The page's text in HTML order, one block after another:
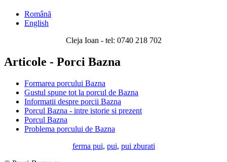
Română
English
Cleja Ioan - tel: 0740 218 702
Articole - Porci Bazna
Formarea porcului Bazna
Gustul spune tot la porcul de Bazna
Informatii despre porcii Bazna
Porcul Bazna - intre istorie si prezent
Porcul Bazna
Problema porcului de Bazna
ferma pui, pui, pui zburati